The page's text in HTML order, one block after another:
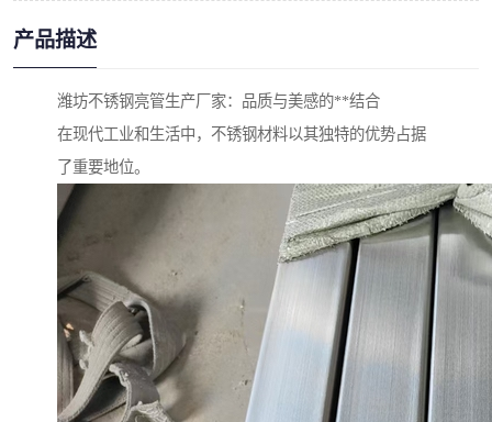
产品描述
潍坊不锈钢亮管生产厂家：品质与美感的**结合
在现代工业和生活中，不锈钢材料以其独特的优势占据
了重要地位。